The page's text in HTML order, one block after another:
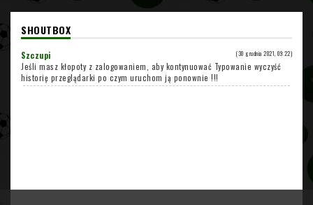
SHOUTBOX
Szczupi (30 grudnia 2021, 09:22)
Jeśli masz kłopoty z zalogowaniem, aby kontynuować Typowanie wyczyść
historię przeglądarki po czym uruchom ją ponownie !!!